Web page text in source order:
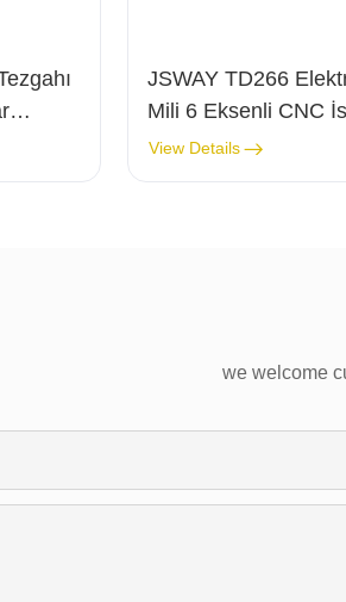
JSWAY TD266
Mili 6 Eksenli CNC
Tipi Torna Tezgahı,
Takım Özelliğiyle
View Details
we welcome